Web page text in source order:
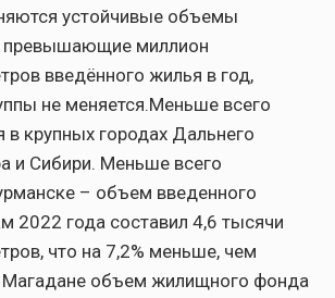
устойчивые объемы
превышающие миллион
введённого жилья в год,
не меняется.Меньше всего
в крупных городах Дальнего
и Сибири. Меньше всего
– объем введенного
2022 года составил 4,6 тысячи
что на 7,2% меньше, чем
Магадане объем жилищного фонда